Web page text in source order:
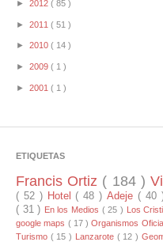
► 2012 ( 85 )
► 2011 ( 51 )
► 2010 ( 14 )
► 2009 ( 1 )
► 2001 ( 1 )
ETIQUETAS
Francis Ortiz ( 184 )
( 52 ) Hotel ( 48 )Adeje ( 40
( 31 ) En los Medios ( 25 ) Los
google maps ( 17 )Organismos
Turismo ( 15 ) Lanzarote ( 12 )